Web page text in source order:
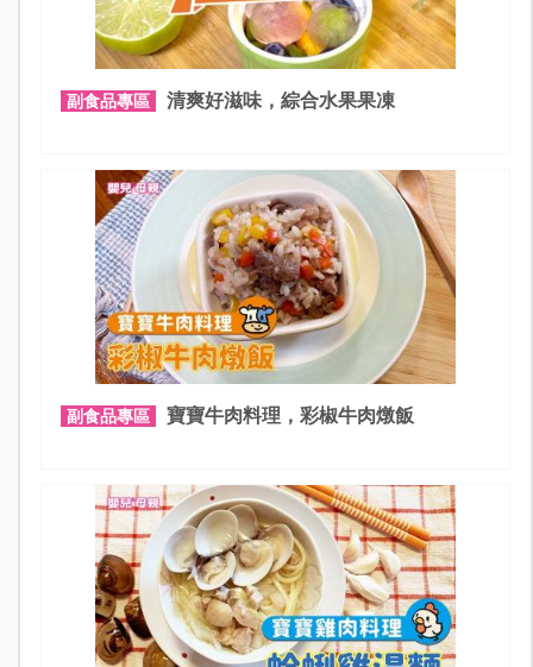
副食品專區 清爽好滋味，綜合水果果凍
副食品專區 寶寶牛肉料理，彩椒牛肉燉飯